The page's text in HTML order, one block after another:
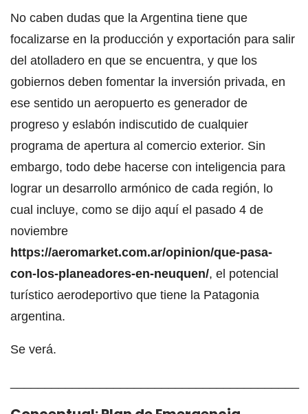
No caben dudas que la Argentina tiene que
focalizarse en la producción y exportación para salir
del atolladero en que se encuentra, y que los
gobiernos deben fomentar la inversión privada, en
ese sentido un aeropuerto es generador de
progreso y eslabón indiscutido de cualquier
programa de apertura al comercio exterior. Sin
embargo, todo debe hacerse con inteligencia para
lograr un desarrollo armónico de cada región, lo
cual incluye, como se dijo aquí el pasado 4 de
noviembre
https://aeromarket.com.ar/opinion/que-pasa-
con-los-planeadores-en-neuquen/, el potencial
turístico aerodeportivo que tiene la Patagonia
argentina.
Se verá.